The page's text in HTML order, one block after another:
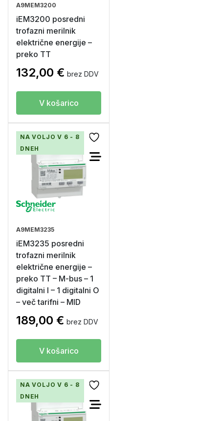
A9MEM3200
iEM3200 posredni
trofazni merilnik
električne energije –
preko TT
132,00 € brez DDV
V košarico
NA VOLJO V 6 - 8
DNEH
A9MEM3235
iEM3235 posredni
trofazni merilnik
električne energije –
preko TT – M-bus – 1
digitalni I – 1 digitalni O
– več tarifni – MID
189,00 € brez DDV
V košarico
NA VOLJO V 6 - 8
DNEH